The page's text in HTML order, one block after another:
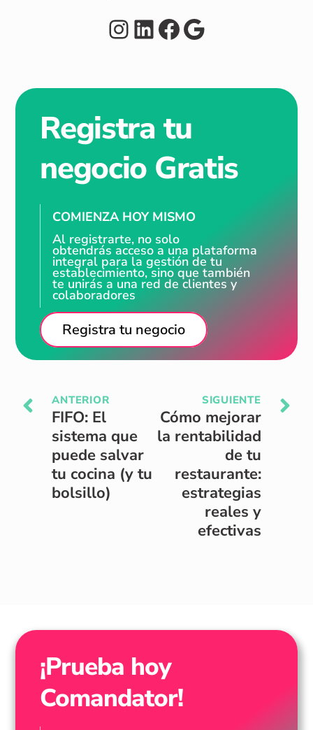
Instagram
LinkedIn
Facebook
Google
Registra tu
negocio Gratis
COMIENZA HOY MISMO
Al registrarte, no solo
obtendrás acceso a una plataforma
integral para la gestión de tu
establecimiento, sino que también
te unirás a una red de clientes y
colaboradores
Registra tu negocio
ANTERIOR
FIFO: El
sistema que
puede salvar
tu cocina (y tu
bolsillo)
SIGUIENTE
Cómo mejorar
la rentabilidad
de tu
restaurante:
estrategias
reales y
efectivas
¡Prueba hoy
Comandator!